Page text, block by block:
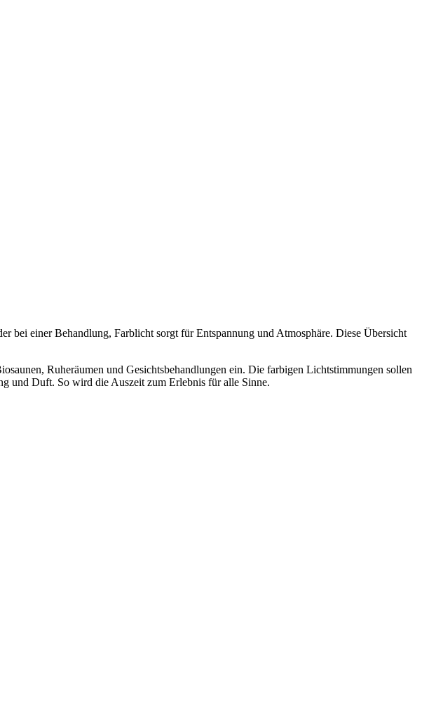
bei einer Behandlung, Farblicht sorgt für Entspannung und Atmosphäre. Diese Übersicht
Ruheräumen und Gesichtsbehandlungen ein. Die farbigen Lichtstimmungen sollen
und Duft. So wird die Auszeit zum Erlebnis für alle Sinne.